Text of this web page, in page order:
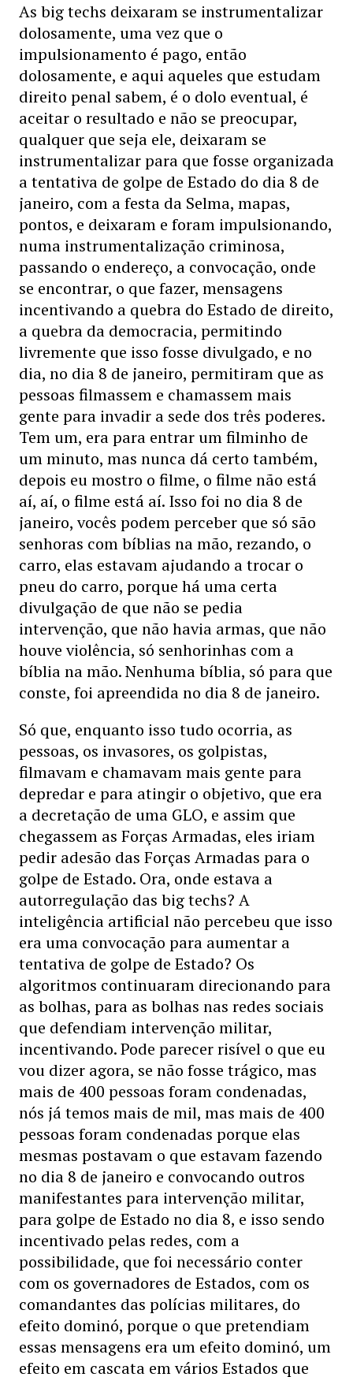
As big techs deixaram se instrumentalizar
dolosamente, uma vez que o
impulsionamento é pago, então
dolosamente, e aqui aqueles que estudam
direito penal sabem, é o dolo eventual, é
aceitar o resultado e não se preocupar,
qualquer que seja ele, deixaram se
instrumentalizar para que fosse organizada
a tentativa de golpe de Estado do dia 8 de
janeiro, com a festa da Selma, mapas,
pontos, e deixaram e foram impulsionando,
numa instrumentalização criminosa,
passando o endereço, a convocação, onde
se encontrar, o que fazer, mensagens
incentivando a quebra do Estado de direito,
a quebra da democracia, permitindo
livremente que isso fosse divulgado, e no
dia, no dia 8 de janeiro, permitiram que as
pessoas filmassem e chamassem mais
gente para invadir a sede dos três poderes.
Tem um, era para entrar um filminho de
um minuto, mas nunca dá certo também,
depois eu mostro o filme, o filme não está
aí, aí, o filme está aí. Isso foi no dia 8 de
janeiro, vocês podem perceber que só são
senhoras com bíblias na mão, rezando, o
carro, elas estavam ajudando a trocar o
pneu do carro, porque há uma certa
divulgação de que não se pedia
intervenção, que não havia armas, que não
houve violência, só senhorinhas com a
bíblia na mão. Nenhuma bíblia, só para que
conste, foi apreendida no dia 8 de janeiro.
Só que, enquanto isso tudo ocorria, as
pessoas, os invasores, os golpistas,
filmavam e chamavam mais gente para
depredar e para atingir o objetivo, que era
a decretação de uma GLO, e assim que
chegassem as Forças Armadas, eles iriam
pedir adesão das Forças Armadas para o
golpe de Estado. Ora, onde estava a
autorregulação das big techs? A
inteligência artificial não percebeu que isso
era uma convocação para aumentar a
tentativa de golpe de Estado? Os
algoritmos continuaram direcionando para
as bolhas, para as bolhas nas redes sociais
que defendiam intervenção militar,
incentivando. Pode parecer risível o que eu
vou dizer agora, se não fosse trágico, mas
mais de 400 pessoas foram condenadas,
nós já temos mais de mil, mas mais de 400
pessoas foram condenadas porque elas
mesmas postavam o que estavam fazendo
no dia 8 de janeiro e convocando outros
manifestantes para intervenção militar,
para golpe de Estado no dia 8, e isso sendo
incentivado pelas redes, com a
possibilidade, que foi necessário conter
com os governadores de Estados, com os
comandantes das polícias militares, do
efeito dominó, porque o que pretendiam
essas mensagens era um efeito dominó, um
efeito em cascata em vários Estados que